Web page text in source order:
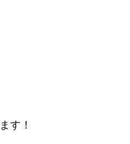
す！